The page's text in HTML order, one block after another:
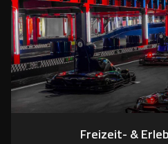
Freizeit- &